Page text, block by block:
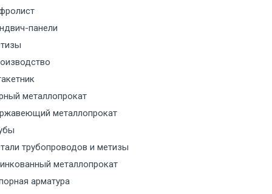
за МКАД
за МКАД
с транспортным
с транспортным
панели
металлопрокат
металлопрокат
трубопроводов и метизы
металлопрокат
арматура